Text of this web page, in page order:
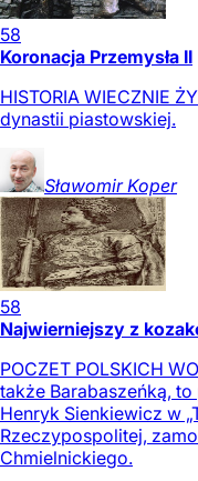
58
Koronacja Przemysła II
HISTORIA WIECZNIE
dynastii piastowskiej.
Sławomir Koper
58
Najwierniejszy z
POCZET POLSKICH
także Barabaszeńką,
Henryk Sienkiewicz w
Rzeczypospolitej,
Chmielnickiego.